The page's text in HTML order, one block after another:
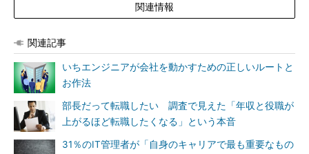
関連情報
関連記事
いちエンジニアが会社を動かすための正しいルートと
お作法
部長だって転職したい 調査で見えた「年収と役職が
上がるほど転職したくなる」という本音
31％のIT管理者が「自身のキャリアで最も重要なもの